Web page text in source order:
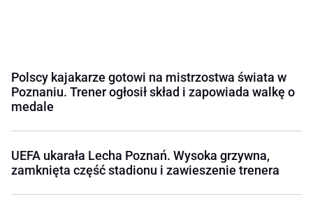
Polscy kajakarze gotowi na mistrzostwa świata w
Poznaniu. Trener ogłosił skład i zapowiada walkę o
medale
UEFA ukarała Lecha Poznań. Wysoka grzywna,
zamknięta część stadionu i zawieszenie trenera